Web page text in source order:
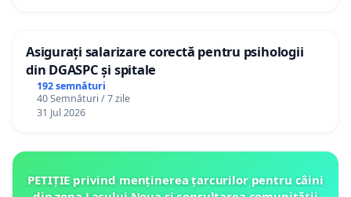
Asigurați salarizare corectă pentru psihologii
din DGASPC și spitale
192 semnături
40 Semnături / 7 zile
31 Jul 2026
PETIȚIE privind menținerea țarcurilor pentru câini